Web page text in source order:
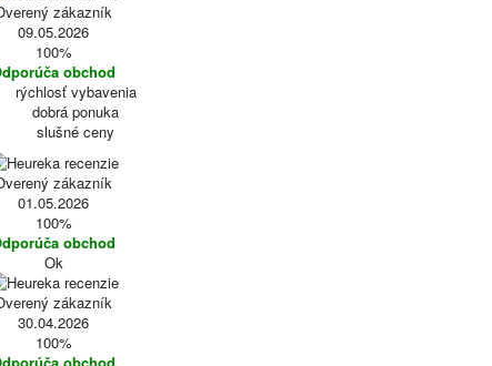
zákazník
09.05.2026
100%
obchod
rýchlosť vybavenia
dobrá ponuka
slušné ceny
zákazník
01.05.2026
100%
obchod
Ok
zákazník
30.04.2026
100%